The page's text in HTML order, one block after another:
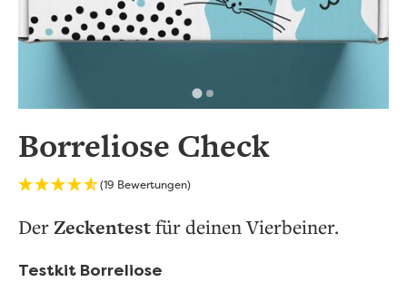
Borreliose Check
(19 Bewertungen)
DerZeckentestfür deinen Vierbeiner.
Testkit Borreliose